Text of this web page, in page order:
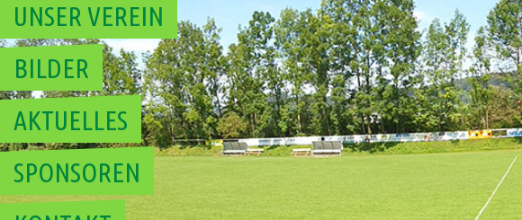
UNSER VEREIN
BILDER
AKTUELLES
SPONSOREN